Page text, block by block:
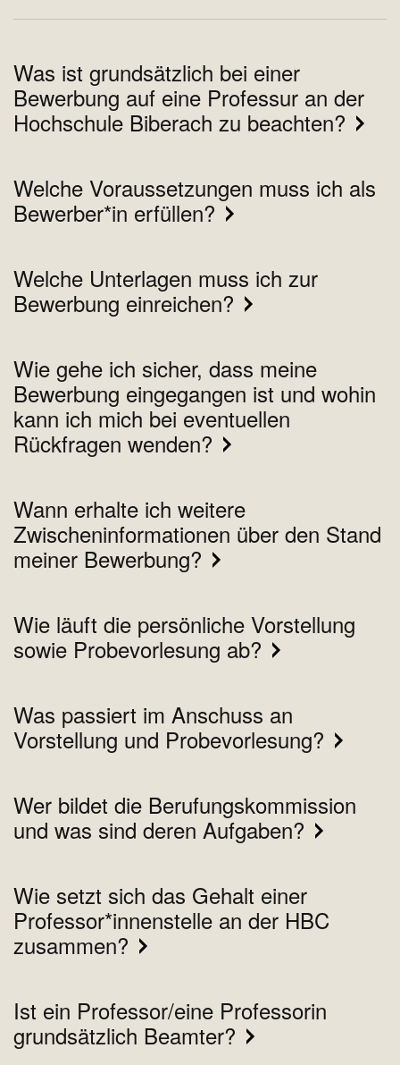
Was ist grundsätzlich bei einer
Bewerbung auf eine Professur an der
Hochschule Biberach zu beachten?
Welche Voraussetzungen muss ich als
Bewerber*in erfüllen?
Welche Unterlagen muss ich zur
Bewerbung einreichen?
Wie gehe ich sicher, dass meine
Bewerbung eingegangen ist und wohin
kann ich mich bei eventuellen
Rückfragen wenden?
Wann erhalte ich weitere
Zwischeninformationen über den Stand
meiner Bewerbung?
Wie läuft die persönliche Vorstellung
sowie Probevorlesung ab?
Was passiert im Anschuss an
Vorstellung und Probevorlesung?
Wer bildet die Berufungskommission
und was sind deren Aufgaben?
Wie setzt sich das Gehalt einer
Professor*innenstelle an der HBC
zusammen?
Ist ein Professor/eine Professorin
grundsätzlich Beamter?